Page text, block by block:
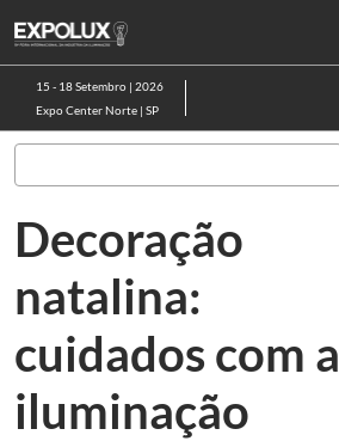
para
o
conteúdo
15 - 18 Setembro | 2026
Expo Center Norte | SP
Decoração
natalina:
cuidados com a
iluminação